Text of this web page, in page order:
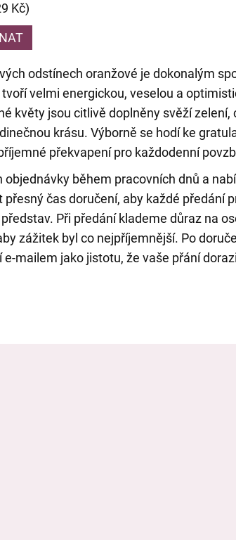
Kč)
odstínech oranžové je dokonalým
velmi energickou, veselou a
květy jsou citlivě doplněny svěží zelení,
krásu. Výborně se hodí ke
překvapení pro každodenní
objednávky během pracovních dnů a
čas doručení, aby každé předání
Při předání klademe důraz na
zážitek byl co nejpříjemnější. Po
mailem jako jistotu, že vaše přání